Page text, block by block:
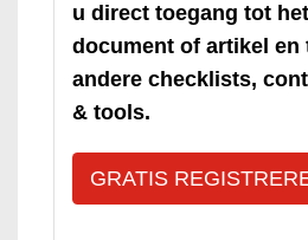
u direct toegang tot
document of artikel en
andere checklists,
& tools.
GRATIS